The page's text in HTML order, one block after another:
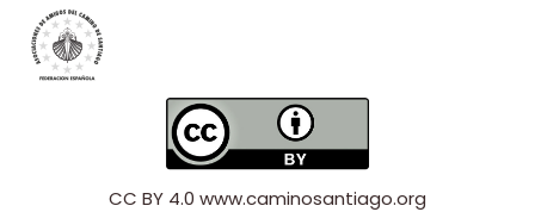
CC BY 4.0 www.caminosantiago.org